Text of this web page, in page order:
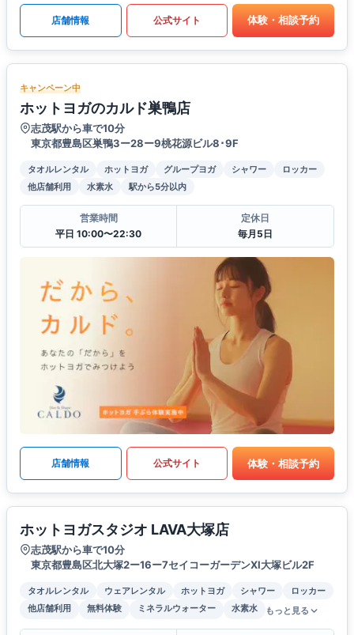
店舗情報 公式サイト 体験・相談予約
キャンペーン中
ホットヨガのカルド巣鴨店
志茂駅から車で10分
東京都豊島区巣鴨3ー28ー9桃花源ビル8･9F
タオルレンタル ホットヨガ グループヨガ シャワー
ロッカー
他店舗利用
水素水 駅から5分以内
営業時間
平日 10:00〜22:30
定休日
毎月5日
店舗情報 公式サイト 体験・相談予約
ホットヨガスタジオ LAVA大塚店
志茂駅から車で10分
東京都豊島区北大塚2ー16ー7セイコーガーデンXI大塚ビル2F
タオルレンタル ウェアレンタル ホットヨガ シャワー
ロッカー
他店舗利用
無料体験 ミネラルウォーター 水素水 もっと見る